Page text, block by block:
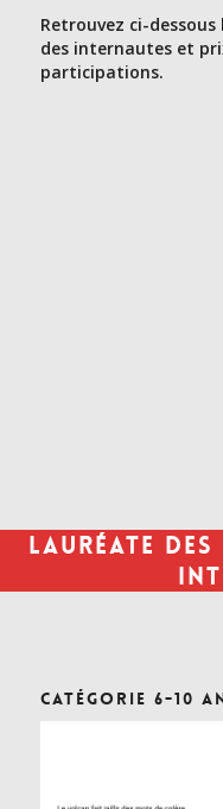
Retrouvez ci-
des internautes et
participations.
Lauréate
Catégorie 6-10